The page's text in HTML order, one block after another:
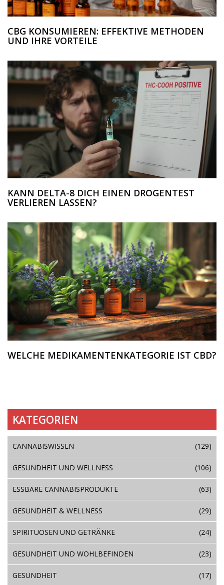
CBG KONSUMIEREN: EFFEKTIVE METHODEN
UND IHRE VORTEILE
KANN DELTA-8 DICH EINEN DROGENTEST
VERLIEREN LASSEN?
WELCHE MEDIKAMENTENKATEGORIE IST CBD?
KATEGORIEN
CANNABISWISSEN (129)
GESUNDHEIT UND WELLNESS (106)
ESSBARE CANNABISPRODUKTE (63)
GESUNDHEIT & WELLNESS (29)
SPIRITUOSEN UND GETRÄNKE (24)
GESUNDHEIT UND WOHLBEFINDEN (23)
GESUNDHEIT (17)